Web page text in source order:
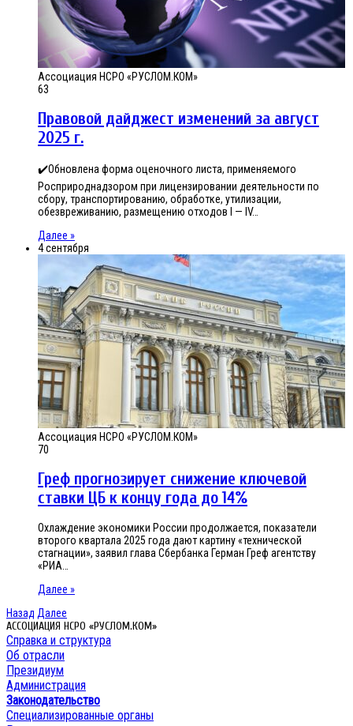
Ассоциация НСРО «РУСЛОМ.КОМ»
63
Правовой дайджест изменений за август
2025 г.
✔️Обновлена форма оценочного листа, применяемого
Росприроднадзором при лицензировании деятельности по
сбору, транспортированию, обработке, утилизации,
обезвреживанию, размещению отходов I — IV…
Далее »
4 сентября
Ассоциация НСРО «РУСЛОМ.КОМ»
70
Греф прогнозирует снижение ключевой
ставки ЦБ к концу года до 14%
Охлаждение экономики России продолжается, показатели
второго квартала 2025 года дают картину «технической
стагнации», заявил глава Сбербанка Герман Греф агентству
«РИА…
Далее »
Назад Далее
АССОЦИАЦИЯ НСРО «РУСЛОМ.КОМ»
Справка и структура
Об отрасли
Президиум
Администрация
Законодательство
Специализированные органы